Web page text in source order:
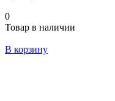
0
Товар в наличии
В корзину